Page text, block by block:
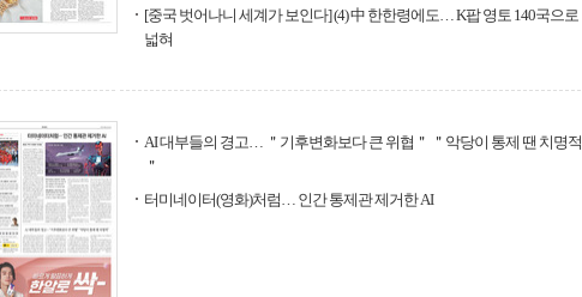
[중국 벗어나니 세계가 보인다] (4) 中 한한령에도… K팝 영토 140국으로
넓혀
AI 대부들의 경고… ＂기후변화보다 큰 위협＂ ＂악당이 통제 땐 치명적
＂
터미네이터(영화)처럼… 인간 통제관 제거한 AI